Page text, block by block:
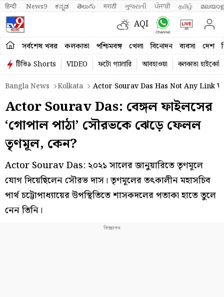
हिन्दी News9 ಕನ್ನಡ తెలుగు मराठी ગુજરાતી ਪੰਜਾਬੀ தமிழ்
AQI
সর্বশেষ খবর কলকাতা পশ্চিমবঙ্গ খেলা বিনোদন ব্যবসা দেশ
টিভি৯ Shorts VIDEO ফটো গ্যালারি আবহাওয়া
কলকাতা হাইকোর্ট
Bangla News
Kolkata Actor Sourav Das Has Not Any Link
Actor Sourav Das: বেঙ্গল ফাইলসের
‘গোপাল পাঠা’ সৌরভকে ঝেড়ে ফেলল
তৃণমূল, কেন?
Actor Sourav Das: ২০২১ সালের জানুয়ারিতে তৃণমূলে
যোগ দিয়েছিলেন সৌরভ দাস। তৃণমূলের তৎকালীন মহাসচিব
পার্থ চট্টোপাধ্যায়ের উপস্থিতিতে শাসকদলের পতাকা হাতে তুলে
নেন তিনি।